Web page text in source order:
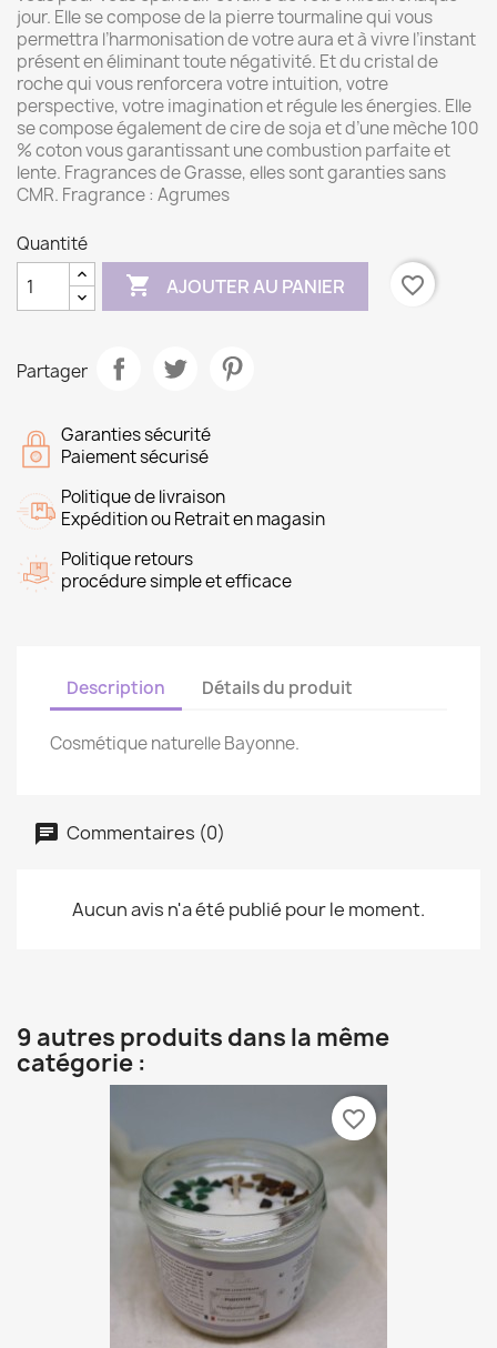
jour. Elle se compose de la pierre tourmaline qui vous
permettra l’harmonisation de votre aura et à vivre l’instant
présent en éliminant toute négativité. Et du cristal de
roche qui vous renforcera votre intuition, votre
perspective, votre imagination et régule les énergies. Elle
se compose également de cire de soja et d’une mèche 100
% coton vous garantissant une combustion parfaite et
lente. Fragrances de Grasse, elles sont garanties sans
CMR. Fragrance : Agrumes
Quantité
 AJOUTER AU PANIER favorite_border
Partager
Garanties sécurité
Paiement sécurisé
Politique de livraison
Expédition ou Retrait en magasin
Politique retours
procédure simple et efficace
Description Détails du produit
Cosmétique naturelle Bayonne.
Commentaires (0)
Aucun avis n'a été publié pour le moment.
9 autres produits dans la même
catégorie :
favorite_border